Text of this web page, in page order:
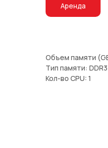
Аренда
Объем памяти
Тип памяти: DDR3
Кол-во CPU: 1